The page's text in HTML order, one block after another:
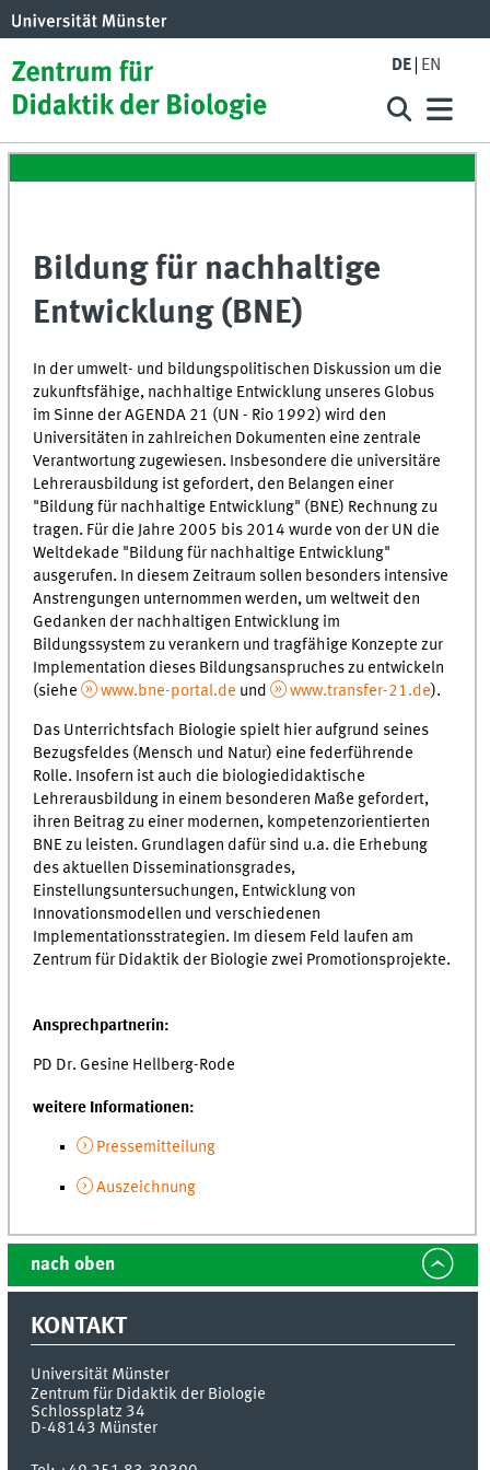
DE EN
Bildung für nachhaltige
Entwicklung (BNE)
In der umwelt- und bildungspolitischen Diskussion um die
zukunftsfähige, nachhaltige Entwicklung unseres Globus
im Sinne der AGENDA 21 (UN - Rio 1992) wird den
Universitäten in zahlreichen Dokumenten eine zentrale
Verantwortung zugewiesen. Insbesondere die universitäre
Lehrerausbildung ist gefordert, den Belangen einer
"Bildung für nachhaltige Entwicklung" (BNE) Rechnung zu
tragen. Für die Jahre 2005 bis 2014 wurde von der UN die
Weltdekade "Bildung für nachhaltige Entwicklung"
ausgerufen. In diesem Zeitraum sollen besonders intensive
Anstrengungen unternommen werden, um weltweit den
Gedanken der nachhaltigen Entwicklung im
Bildungssystem zu verankern und tragfähige Konzepte zur
Implementation dieses Bildungsanspruches zu entwickeln
(siehe
www.bne-portal.de und www.transfer-21.de).
Das Unterrichtsfach Biologie spielt hier aufgrund seines
Bezugsfeldes (Mensch und Natur) eine federführende
Rolle. Insofern ist auch die biologiedidaktische
Lehrerausbildung in einem besonderen Maße gefordert,
ihren Beitrag zu einer modernen, kompetenzorientierten
BNE zu leisten. Grundlagen dafür sind u.a. die Erhebung
des aktuellen Disseminationsgrades,
Einstellungsuntersuchungen, Entwicklung von
Innovationsmodellen und verschiedenen
Implementationsstrategien. Im diesem Feld laufen am
Zentrum für Didaktik der Biologie zwei Promotionsprojekte.
Ansprechpartnerin:
PD Dr. Gesine Hellberg-Rode
weitere Informationen:
Pressemitteilung
Auszeichnung
nach oben
KONTAKT
Universität Münster
Zentrum für Didaktik der Biologie
Schlossplatz 34
D-48143 Münster